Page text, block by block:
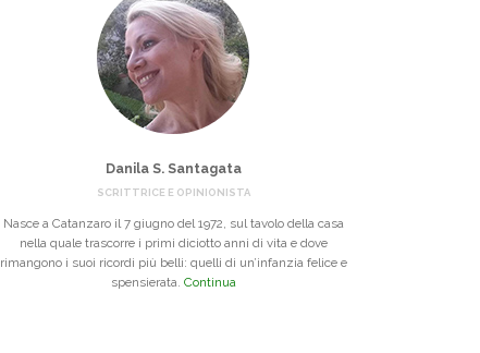
Danila S. Santagata
SCRITTRICE E OPINIONISTA
Nasce a Catanzaro il 7 giugno del 1972, sul tavolo della casa
nella quale trascorre i primi diciotto anni di vita e dove
rimangono i suoi ricordi più belli: quelli di un’infanzia felice e
spensierata. Continua